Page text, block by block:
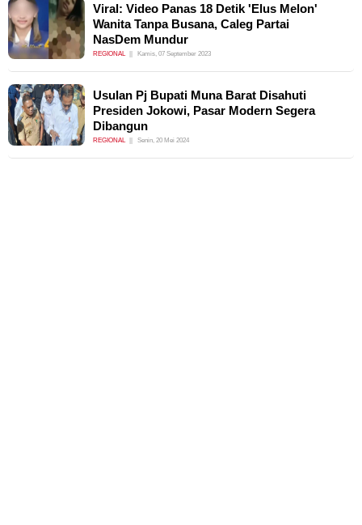
Viral: Video Panas 18 Detik 'Elus Melon'
Wanita Tanpa Busana, Caleg Partai
NasDem Mundur
REGIONAL Kamis, 07 September 2023
Usulan Pj Bupati Muna Barat Disahuti
Presiden Jokowi, Pasar Modern Segera
Dibangun
REGIONAL Senin, 20 Mei 2024